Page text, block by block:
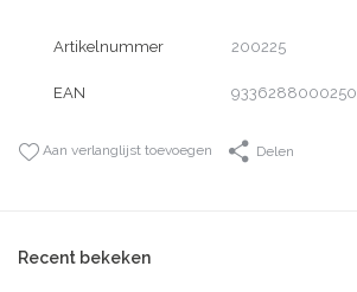
Artikelnummer 200225
EAN 9336288000250
Aan verlanglijst toevoegen Delen
Recent bekeken